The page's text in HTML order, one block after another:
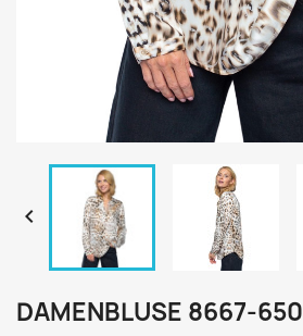

DAMENBLUSE 8667-650